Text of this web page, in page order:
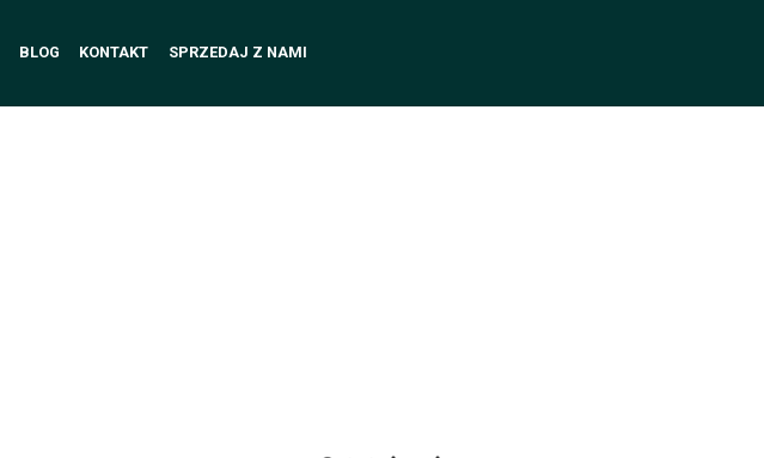
BLOG KONTAKT SPRZEDAJ Z NAMI